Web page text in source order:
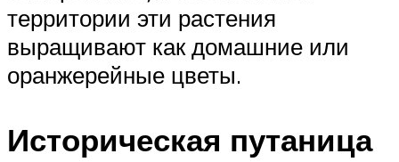
территории эти растения
выращивают как домашние или
оранжерейные цветы.
Историческая путаница